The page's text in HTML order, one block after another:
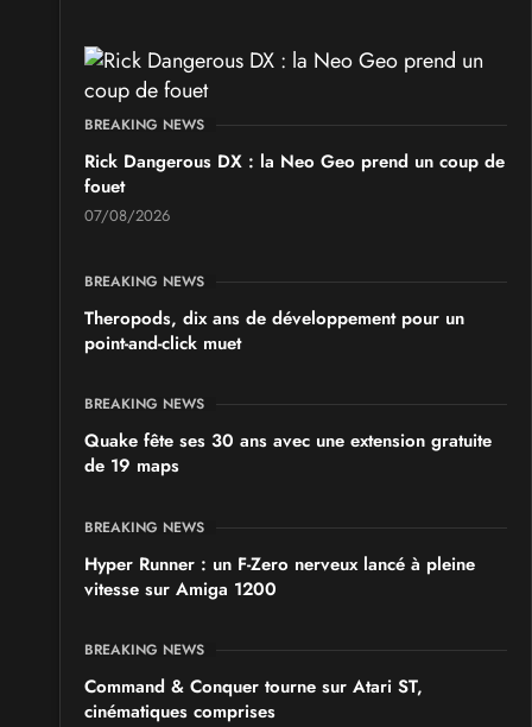
BREAKING NEWS
Rick Dangerous DX : la Neo Geo prend un coup de
fouet
07/08/2026
BREAKING NEWS
Theropods, dix ans de développement pour un
point-and-click muet
BREAKING NEWS
Quake fête ses 30 ans avec une extension gratuite
de 19 maps
BREAKING NEWS
Hyper Runner : un F-Zero nerveux lancé à pleine
vitesse sur Amiga 1200
BREAKING NEWS
Command & Conquer tourne sur Atari ST,
cinématiques comprises